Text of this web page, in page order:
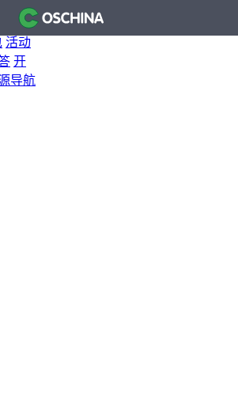
博客
活动
开
导航